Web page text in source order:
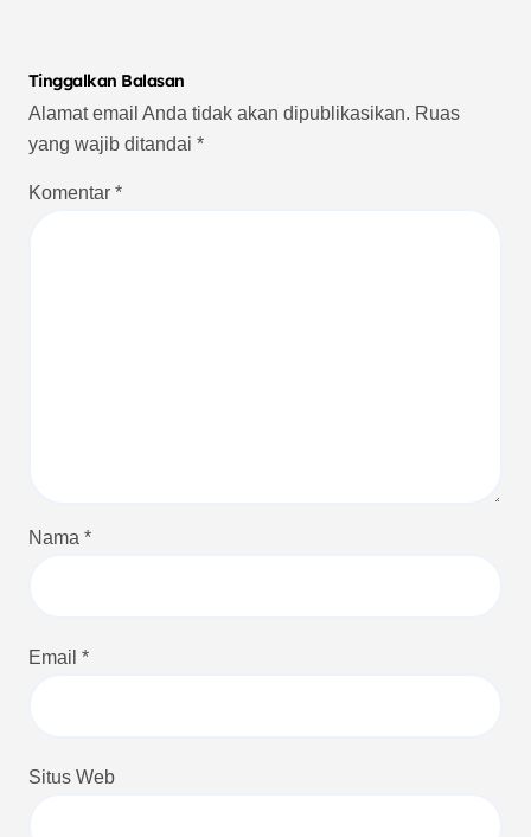
Tinggalkan Balasan
Alamat email Anda tidak akan dipublikasikan. Ruas
yang wajib ditandai *
Komentar *
Nama *
Email *
Situs Web